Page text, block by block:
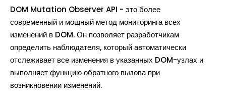
DOM Mutation Observer API - это более
современный и мощный метод мониторинга всех
изменений в DOM. Он позволяет разработчикам
определить наблюдателя, который автоматически
отслеживает все изменения в указанных DOM-узлах и
выполняет функцию обратного вызова при
возникновении изменений.